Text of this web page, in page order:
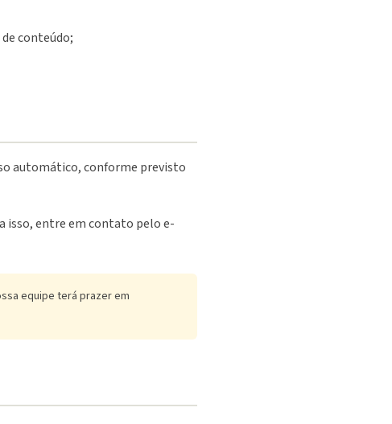
conteúdo;
automático, conforme previsto
isso, entre em contato pelo e-
equipe terá prazer em